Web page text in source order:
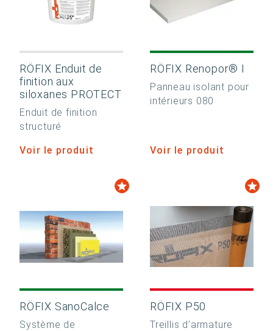
RÖFIX Enduit de
finition aux
siloxanes PROTECT
Enduit de finition
structuré
Voir le produit
RÖFIX Renopor® I
Panneau isolant pour
intérieurs 080
Voir le produit
RÖFIX SanoCalce
Système de
RÖFIX P50
Treillis d’armature